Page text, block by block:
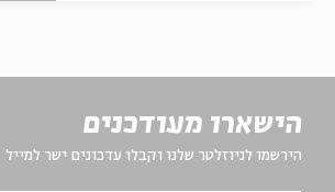
הישארו מעודכנים
הירשמו לניוזלטר שלנו וקבלו עדכונים ישר למייל